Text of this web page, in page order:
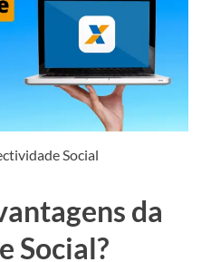
Social
da
Social?